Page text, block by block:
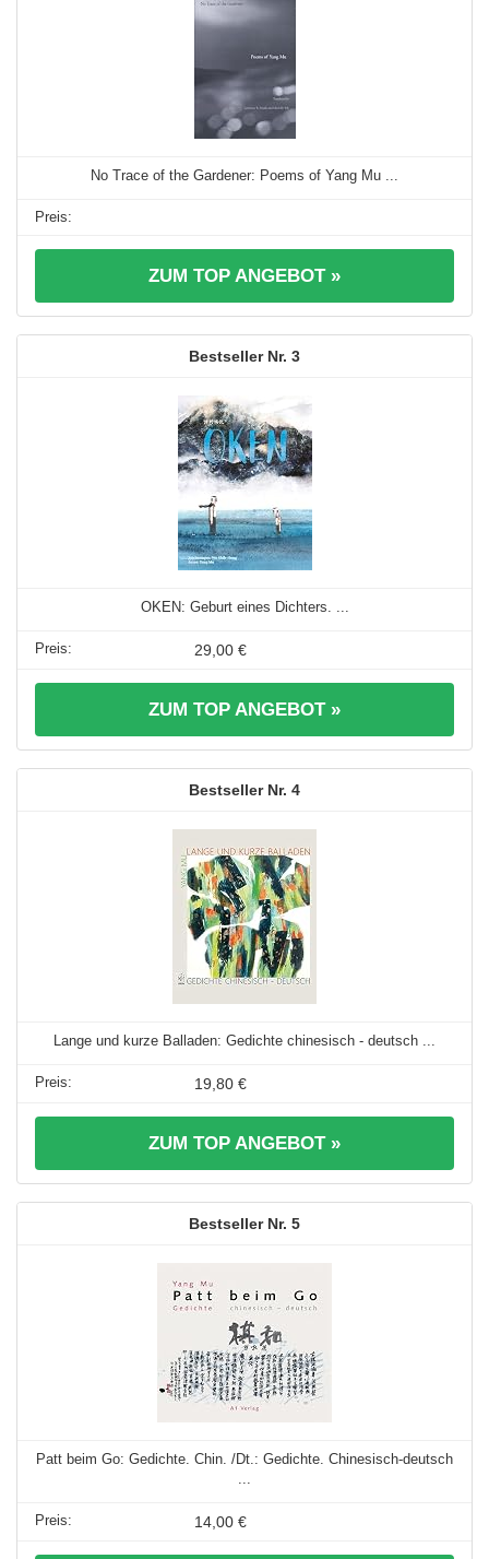
No Trace of the Gardener: Poems of Yang Mu ...
ZUM TOP ANGEBOT »
3
OKEN: Geburt eines Dichters. ...
29,00 €
ZUM TOP ANGEBOT »
4
Lange und kurze Balladen: Gedichte chinesisch - deutsch ...
19,80 €
ZUM TOP ANGEBOT »
5
Patt beim Go: Gedichte. Chin. /Dt.: Gedichte. Chinesisch-deutsch
14,00 €